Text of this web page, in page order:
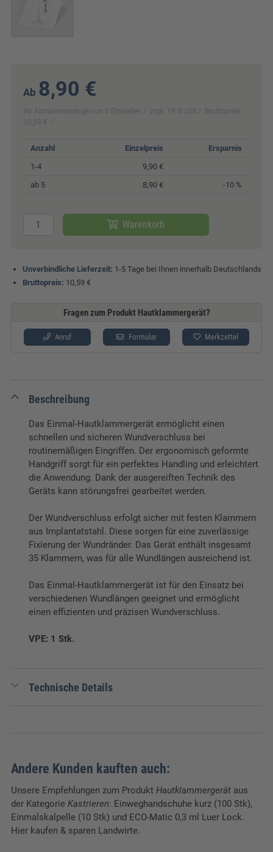
Ab 8,90 €
Ab Abnahmemenge von 5 Einheiten zzgl. 19 % USt
Bruttopreis:
10,59 €
Anzahl Einzelpreis
Ersparnis
1-4
9,90 €
ab 5
8,90 € -10 %
Warenkorb
Unverbindliche Lieferzeit: 1-5 Tage bei Ihnen innerhalb Deutschlands
Bruttopreis: 10,59 €
Fragen zum Produkt Hautklammergerät?
Anruf Formular Merkzettel
Beschreibung
Das Einmal-Hautklammergerät ermöglicht einen
schnellen und sicheren Wundverschluss bei
routinemäßigen Eingriffen. Der ergonomisch geformte
Handgriff sorgt für ein perfektes Handling und erleichtert
die Anwendung. Dank der ausgereiften Technik des
Geräts kann störungsfrei gearbeitet werden.
Der Wundverschluss erfolgt sicher mit festen Klammern
aus Implantatstahl. Diese sorgen für eine zuverlässige
Fixierung der Wundränder. Das Gerät enthält insgesamt
35 Klammern, was für alle Wundlängen ausreichend ist.
Das Einmal-Hautklammergerät ist für den Einsatz bei
verschiedenen Wundlängen geeignet und ermöglicht
einen effizienten und präzisen Wundverschluss.
VPE: 1 Stk.
Technische Details
Verpackungseinheit:
Breite: 12,5 cm
Länge: 18 cm
Höhe:
Andere Kunden kauften auch:
Unsere Empfehlungen zum Produkt Hautklammergerätaus
der Kategorie Kastrieren: Einweghandschuhe kurz (100 Stk),
Einmalskalpelle (10 Stk) und ECO-Matic 0,3 ml Luer Lock.
Hier kaufen & sparen Landwirte.